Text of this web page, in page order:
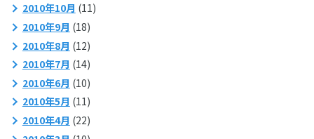
2010年10月 (11)
2010年9月 (18)
2010年8月 (12)
2010年7月 (14)
2010年6月 (10)
2010年5月 (11)
2010年4月 (22)